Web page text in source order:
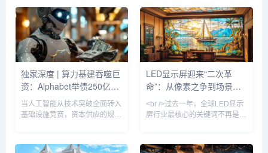
星、苹果、京东方等头部厂商的
Micro LED生产线已实现小批量
出货。与传统的LCD和OLED相
比，Micro LED在亮度、响应速
度和功耗方面具有压倒性优势，
尤其是在户外强光环境下，其亮
度可达20000nit以上，且寿命超
过100000小时。业内分析师指
前下降60%，三星、苹果、京东
方等巨头纷纷加速布局。此前被
诟病为“实验室技术”的Micro
LED，如今已出现在高端商用显
示、车载AR-HUD乃至可穿戴设
备中。某头部面板厂商透露，其
新一代Micro LED显示屏的亮度
已达到10000尼特，功耗却降低
独家深度 | 算力基建吞噬巨
资：Alphabet举债250亿，
软银质押OpenAI股权撬动
百亿贷款
当人工智能从技术突破全面转入
基础设施竞赛，资本供应的规模
响力的科技投资主体——
LED显示屏迎来“二次革
命”：从像素之争到场景智
能的跃迁
<br />过去一年，全球LED显示
屏行业最核心的关键词不再是
最新的十份产业调研报告，